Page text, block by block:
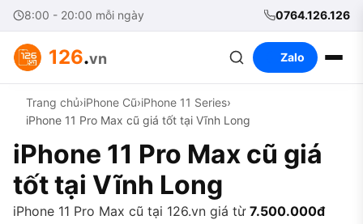
8:00 - 20:00 mỗi ngày 0764.126.126
126.vn Zalo
Trang chủ›iPhone Cũ›iPhone 11 Series›
iPhone 11 Pro Max cũ giá tốt tại Vĩnh Long
iPhone 11 Pro Max cũ giá
tốt tại Vĩnh Long
iPhone 11 Pro Max cũ tại 126.vn giá từ 7.500.000đ